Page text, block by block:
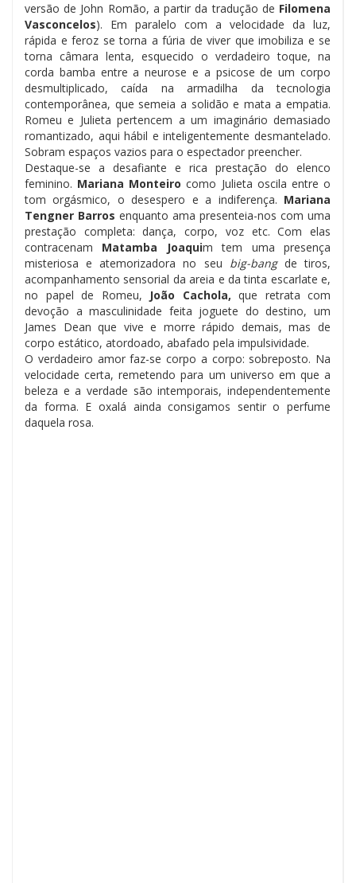
versão de John Romão, a partir da tradução de Filomena
Vasconcelos). Em paralelo com a velocidade da luz,
rápida e feroz se torna a fúria de viver que imobiliza e se
torna câmara lenta, esquecido o verdadeiro toque, na
corda bamba entre a neurose e a psicose de um corpo
desmultiplicado, caída na armadilha da tecnologia
contemporânea, que semeia a solidão e mata a empatia.
Romeu e Julieta pertencem a um imaginário demasiado
romantizado, aqui hábil e inteligentemente desmantelado.
Sobram espaços vazios para o espectador preencher.
Destaque-se a desafiante e rica prestação do elenco
feminino. Mariana Monteiro como Julieta oscila entre o
tom orgásmico, o desespero e a indiferença. Mariana
Tengner Barros enquanto ama presenteia-nos com uma
prestação completa: dança, corpo, voz etc. Com elas
contracenam Matamba Joaquim tem uma presença
misteriosa e atemorizadora no seu big-bangde tiros,
acompanhamento sensorial da areia e da tinta escarlate e,
no papel de Romeu,
João Cachola, que retrata com
devoção a masculinidade feita joguete do destino, um
James Dean que vive e morre rápido demais, mas de
corpo estático, atordoado, abafado pela impulsividade.
O verdadeiro amor faz-se corpo a corpo: sobreposto. Na
velocidade certa, remetendo para um universo em que a
beleza e a verdade são intemporais, independentemente
da forma. E oxalá ainda consigamos sentir o perfume
daquela rosa.